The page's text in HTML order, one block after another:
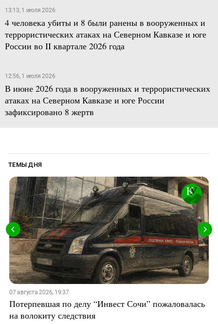
13:13, 1 июля 2026
4 человека убиты и 8 были ранены в вооруженных и
террористических атаках на Северном Кавказе и юге
России во II квартале 2026 года
12:56, 1 июля 2026
В июне 2026 года в вооруженных и террористических
атаках на Северном Кавказе и юге России
зафиксировано 8 жертв
ТЕМЫ ДНЯ
07 августа 2026, 19:37
Потерпевшая по делу “Инвест Сочи” пожаловалась
на волокиту следствия